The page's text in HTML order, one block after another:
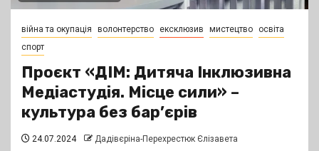
війна та окупація волонтерство ексклюзив мистецтво
освіта
спорт
Проєкт «ДІМ: Дитяча Інклюзивна
Медіастудія. Місце сили» –
культура без бар’єрів
24.07.2024 Дадівєріна-Перехрестюк Єлізавета